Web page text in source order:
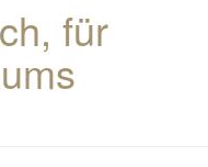
für